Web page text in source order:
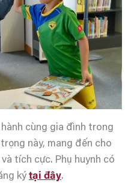
cùng gia đình trong
này, mang đến cho
tích cực. Phụ huynh có
ký tại đây.